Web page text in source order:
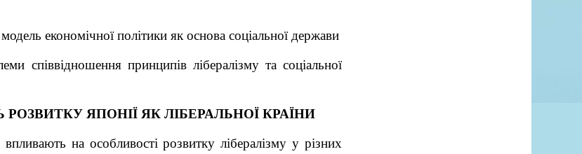
економічної політики як основа соціальної держави
співвідношення принципів лібералізму та соціальної
РОЗВИТКУ ЯПОНІЇ ЯК ЛІБЕРАЛЬНОЇ КРАЇНИ
на особливості розвитку лібералізму у різних